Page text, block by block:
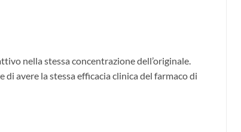
nella stessa concentrazione dell’originale.
avere la stessa efficacia clinica del farmaco di